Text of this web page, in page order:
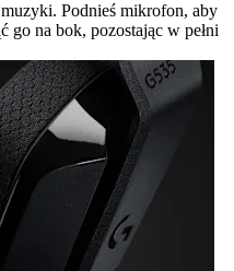
Podnieś mikrofon, aby
go na bok, pozostając w pełni